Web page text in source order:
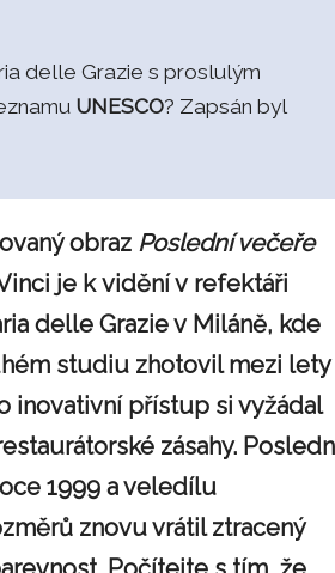
delle Grazie s proslulým
UNESCO? Zapsán byl
obraz Poslední večeře
je k vidění v refektáři
delle Grazie v Miláně, kde
studiu zhotovil mezi lety
inovativní přístup si vyžádal
zásahy.
1999 a veledílu
znovu vrátil ztracený